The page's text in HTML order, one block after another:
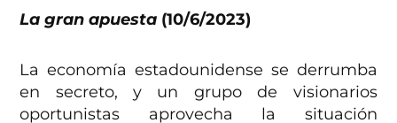
La gran apuesta (10/6/2023)
La economía estadounidense se derrumba
en secreto, y un grupo de visionarios
oportunistas aprovecha la situación